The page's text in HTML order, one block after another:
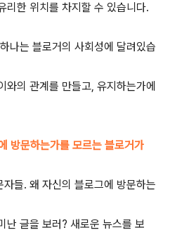
리한 위치를 차지할 수 있습니다.
나는 블로거의 사회성에 달려있습
의 관계를 만들고, 유지하는가에
방문하는가를 모르는 블로거가
들. 왜 자신의 블로그에 방문하는
난 글을 보러? 새로운 뉴스를 보